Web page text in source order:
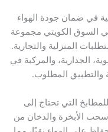
جودة الهواء
الكويتي مجموعة
والتجارية.
والمركبة في
المطلوب.
التي تحتاج إلى
والدخان من